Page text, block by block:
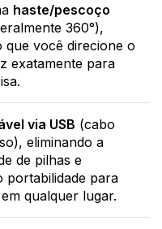
haste/pescoço
360°),
que você direcione o
exatamente para
via USB (cabo
eliminando a
de pilhas e
portabilidade para
qualquer lugar.